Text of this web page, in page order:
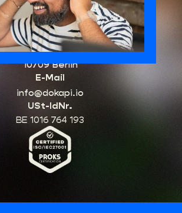
Schuttersvest 75
2800 Mechelen, Belgien
Büro Deutschland
Kurfürstendamm 96
10709 Berlin
E-Mail
info@dokapi.io
USt-IdNr.
BE 1016 764 193